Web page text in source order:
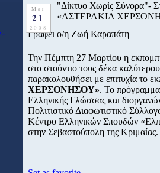
Mar
21
2008
"Δίκτυο Χωρίς Σύνορα"-
«ΑΣΤΕΡΑΚΙΑ
Γράφει ο/η Ζωή Καραπάτη
Την Πέμπτη 27 Μαρτίου η
στο στούντιο τους δέκα
παρακολουθήσει με επιτυχία το
ΧΕΡΣΟΝΗΣΟΥ». Το πρόγραμμα
Ελληνικής Γλώσσας και
Πολιτιστικό Διαφωτιστικό
Κέντρο Ελληνικών Σπουδών
στην Σεβαστούπολη της Κριμαίας.